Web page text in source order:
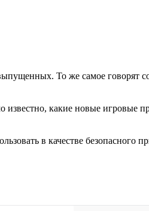
То же самое говорят
какие новые игровые
в качестве безопасного